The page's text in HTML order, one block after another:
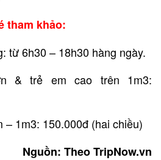
tham khảo:
từ 6h30 – 18h30 hàng ngày.
& trẻ em cao trên 1m3:
– 1m3: 150.000đ (hai chiều)
Nguồn: Theo TripNow.vn